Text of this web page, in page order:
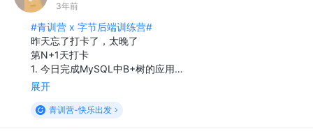
3年前
#青训营 x 字节后端训练营#
昨天忘了打卡了，太晚了
第N+1天打卡
1. 今日完成MySQL中B+树的应用…
展开
青训营-快乐出发